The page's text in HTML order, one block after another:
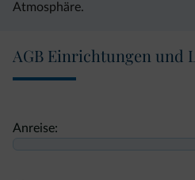
Atmosphäre.
AGB Einrichtungen und
Anreise: